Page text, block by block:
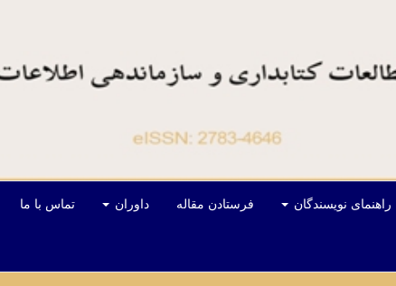
راهنمای نویسندگان فرستادن مقاله داوران تماس با ما